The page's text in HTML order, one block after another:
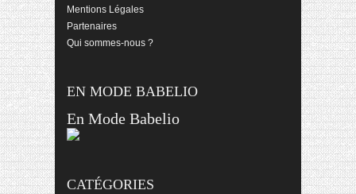
Mentions Légales
Partenaires
Qui sommes-nous ?
EN MODE BABELIO
En Mode Babelio
CATÉGORIES